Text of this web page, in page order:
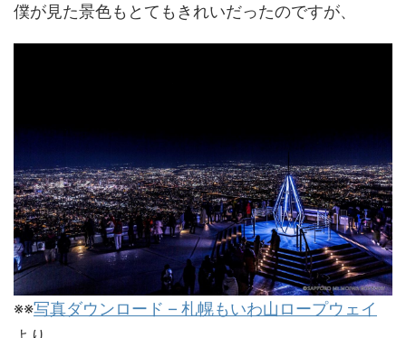
僕が見た景色もとてもきれいだったのですが、
※※写真ダウンロード – 札幌もいわ山ロープウェイ